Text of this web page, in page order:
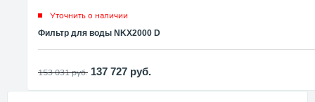
Уточнить о наличии
Фильтр для воды NKX2000 D
153 031руб. 137 727 руб.